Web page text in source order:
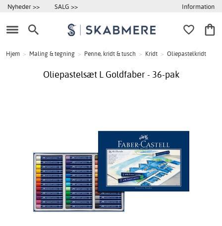
Nyheder >> SALG >> Information
Hjem > Maling & tegning > Penne, kridt & tusch > Kridt > Oliepastelkridt
Oliepastelsæt L Goldfaber - 36-pak